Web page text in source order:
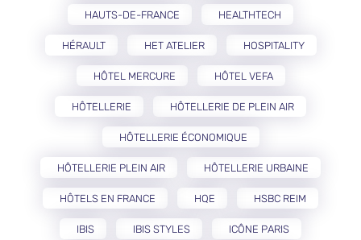
HAUTS-DE-FRANCE HEALTHTECH
HÉRAULT HET ATELIER HOSPITALITY
HÔTEL MERCURE HÔTEL VEFA
HÔTELLERIE HÔTELLERIE DE PLEIN AIR
HÔTELLERIE ÉCONOMIQUE
HÔTELLERIE PLEIN AIR HÔTELLERIE URBAINE
HÔTELS EN FRANCE HQE HSBC REIM
IBIS IBIS STYLES ICÔNE PARIS